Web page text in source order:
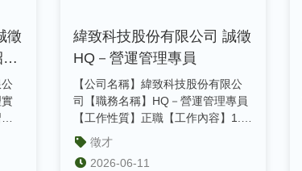
徵
緯致科技股份有限公司 誠徵
HQ－營運管理專員
【公司名稱】緯致科技股份有限公
司【職務名稱】HQ－營運管理專員
【工作性質】正職【工作內容】1.
匯整/計算與分析業務單位之營收
數...
徵才
2026-06-11